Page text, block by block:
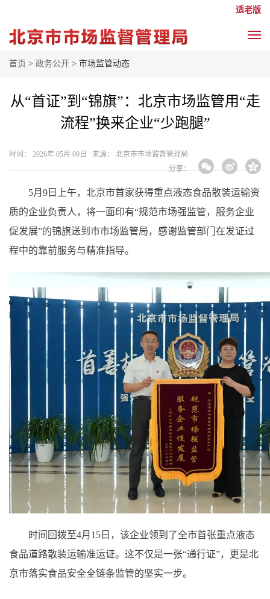
适老版
首页 > 政务公开 > 市场监管动态
从“首证”到“锦旗”：北京市场监管用“走
流程”换来企业“少跑腿”
时间： 2026年 05月 09日 来源： 北京市市场监督管理局
分享：
5月9日上午，北京市首家获得重点液态食品散装运输资
质的企业负责人，将一面印有“规范市场强监管，服务企业
促发展”的锦旗送到市市场监管局，感谢监管部门在发证过
程中的靠前服务与精准指导。
时间回拨至4月15日，该企业领到了全市首张重点液态
食品道路散装运输准运证。这不仅是一张“通行证”，更是北
京市落实食品安全全链条监管的坚实一步。